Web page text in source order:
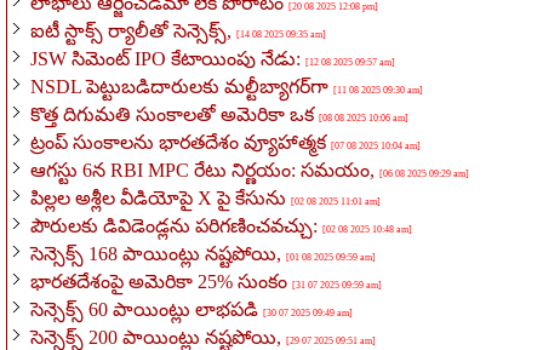
[20 08 2025 12:08 pm]
ఐటీ స్టాక్స్ ర్యాలీతో సెన్సెక్స్, [14 08 2025 09:35 am]
JSW సిమెంట్ IPO కేటాయింపు నేడు: [12 08 2025 09:57 am]
NSDL పెట్టుబడిదారులకు మల్టీబ్యాగర్‌గా [11 08 2025 09:30 am]
కొత్త దిగుమతి సుంకాలతో అమెరికా ఒక [08 08 2025 10:06 am]
ట్రంప్ సుంకాలను భారతదేశం వ్యూహాత్మక [07 08 2025 10:04 am]
ఆగస్టు 6న RBI MPC రేటు నిర్ణయం: సమయం, [06 08 2025 09:29 am]
పిల్లల అశ్లీల వీడియోపై X పై కేసును [02 08 2025 11:01 am]
పౌరులకు డివిడెండ్లను పరిగణించవచ్చు: [02 08 2025 10:48 am]
సెన్సెక్స్ 168 పాయింట్లు నష్టపోయి, [01 08 2025 09:59 am]
భారతదేశంపై అమెరికా 25% సుంకం [31 07 2025 09:59 am]
సెన్సెక్స్ 60 పాయింట్లు లాభపడి [30 07 2025 09:49 am]
సెన్సెక్స్ 200 పాయింట్లు నష్టపోయి, [29 07 2025 09:51 am]